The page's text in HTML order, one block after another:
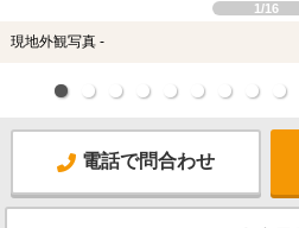
1/16
現地外観写真 -
電話で問合わせ